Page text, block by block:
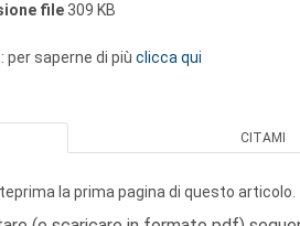
file 309 KB
per saperne di più clicca qui
CITAMI
la prima pagina di questo articolo.